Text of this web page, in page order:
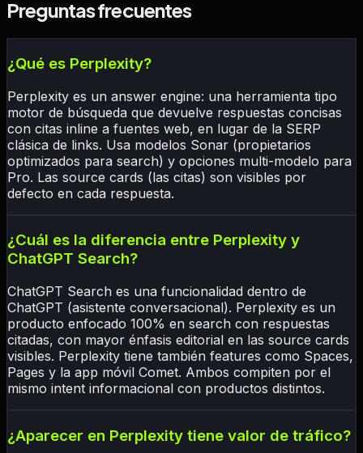
Preguntas frecuentes
¿Qué es Perplexity?
Perplexity es un answer engine: una herramienta tipo
motor de búsqueda que devuelve respuestas concisas
con citas inline a fuentes web, en lugar de la SERP
clásica de links. Usa modelos Sonar (propietarios
optimizados para search) y opciones multi-modelo para
Pro. Las source cards (las citas) son visibles por
defecto en cada respuesta.
¿Cuál es la diferencia entre Perplexity y
ChatGPT Search?
ChatGPT Search es una funcionalidad dentro de
ChatGPT (asistente conversacional). Perplexity es un
producto enfocado 100% en search con respuestas
citadas, con mayor énfasis editorial en las source cards
visibles. Perplexity tiene también features como Spaces,
Pages y la app móvil Comet. Ambos compiten por el
mismo intent informacional con productos distintos.
¿Aparecer en Perplexity tiene valor de tráfico?